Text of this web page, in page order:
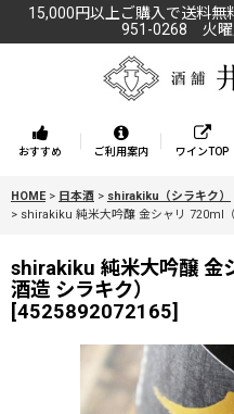
15,000円以上ご購入で送料
951-0268 火
おすすめ ご利用案内 ワインTOP
HOME > 日本酒 > shirakiku（シラキク）
> shirakiku 純米大吟醸 金シャリ 720ml
shirakiku 純米大吟醸 金
酒造 シラキク）
[4525892072165]